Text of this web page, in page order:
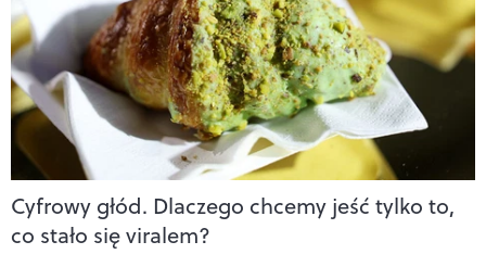
Cyfrowy głód. Dlaczego chcemy jeść tylko to,
co stało się viralem?